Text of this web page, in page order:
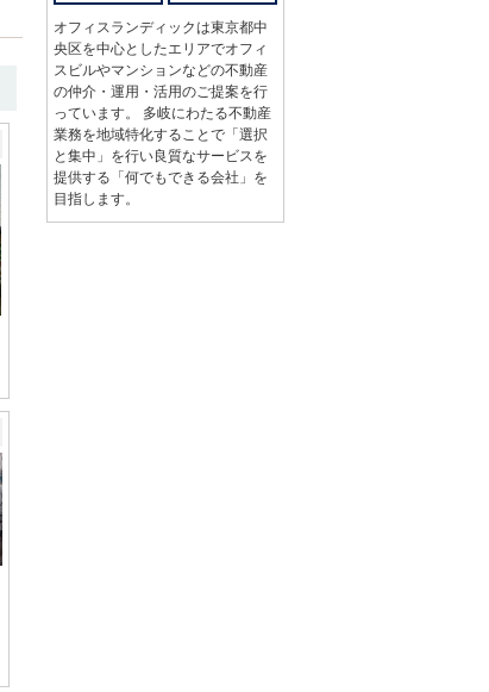
オフィスランディックは東京都中
央区を中心としたエリアでオフィ
スビルやマンションなどの不動産
の仲介・運用・活用のご提案を行
っています。 多岐にわたる不動産
業務を地域特化することで「選択
と集中」を行い良質なサービスを
提供する「何でもできる会社」を
目指します。